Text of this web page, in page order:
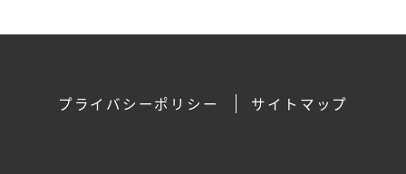
プライバシーポリシー サイトマップ